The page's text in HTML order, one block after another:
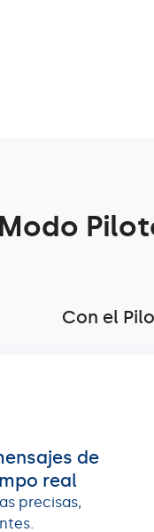
Modo
Con el
de
real
precisas,